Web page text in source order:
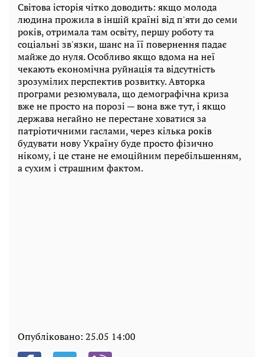
Світова історія чітко доводить: якщо молода
людина прожила в іншій країні від п'яти до семи
років, отримала там освіту, першу роботу та
соціальні зв'язки, шанс на її повернення падає
майже до нуля. Особливо якщо вдома на неї
чекають економічна руйнація та відсутність
зрозумілих перспектив розвитку. Авторка
програми резюмувала, що демографічна криза
вже не просто на порозі — вона вже тут, і якщо
держава негайно не перестане ховатися за
патріотичними гаслами, через кілька років
будувати нову Україну буде просто фізично
нікому, і це стане не емоційним перебільшенням,
а сухим і страшним фактом.
Опубліковано: 25.05 14:00